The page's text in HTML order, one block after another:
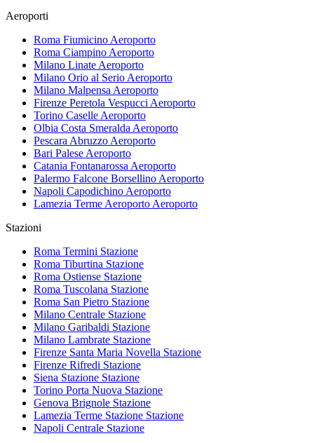
Aeroporti
Roma Fiumicino Aeroporto
Roma Ciampino Aeroporto
Milano Linate Aeroporto
Milano Orio al Serio Aeroporto
Milano Malpensa Aeroporto
Firenze Peretola Vespucci Aeroporto
Torino Caselle Aeroporto
Olbia Costa Smeralda Aeroporto
Pescara Abruzzo Aeroporto
Bari Palese Aeroporto
Catania Fontanarossa Aeroporto
Palermo Falcone Borsellino Aeroporto
Napoli Capodichino Aeroporto
Lamezia Terme Aeroporto Aeroporto
Stazioni
Roma Termini Stazione
Roma Tiburtina Stazione
Roma Ostiense Stazione
Roma Tuscolana Stazione
Roma San Pietro Stazione
Milano Centrale Stazione
Milano Garibaldi Stazione
Milano Lambrate Stazione
Firenze Santa Maria Novella Stazione
Firenze Rifredi Stazione
Siena Stazione Stazione
Torino Porta Nuova Stazione
Genova Brignole Stazione
Lamezia Terme Stazione Stazione
Napoli Centrale Stazione